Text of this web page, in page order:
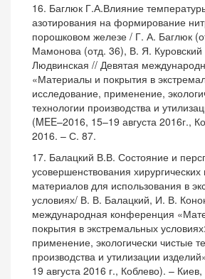
16. Баглюк Г.А.Влияние
азотирования на формирование
порошковом железе / Г. А. Баглюк
Мамонова (отд. 36), В. Я.
Людвинская // Девятая
«Материалы и покрытия в
исследование, применение,
технологии производства и
(MEE–2016, 15–19 августа 2016г.,
2016. – С. 87.
17. Балацкий В.В. Состояние и
усовершенствования
материалов для использования в
условиях/ В. В. Балацкий, И. В.
международная конференция
покрытия в экстремальных
применение, экологически чистые
производства и утилизации
19 августа 2016 г., Коблево). –